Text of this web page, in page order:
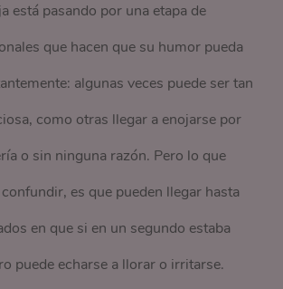
está pasando por una etapa de
que hacen que su humor pueda
algunas veces puede ser tan
como otras llegar a enojarse por
o sin ninguna razón. Pero lo que
es que pueden llegar hasta
en que si en un segundo estaba
puede echarse a llorar o irritarse.